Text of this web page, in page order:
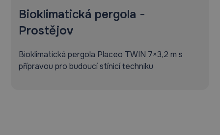
Bioklimatická pergola -
Prostějov
Bioklimatická pergola Placeo TWIN 7×3,2 m s
přípravou pro budoucí stínicí techniku